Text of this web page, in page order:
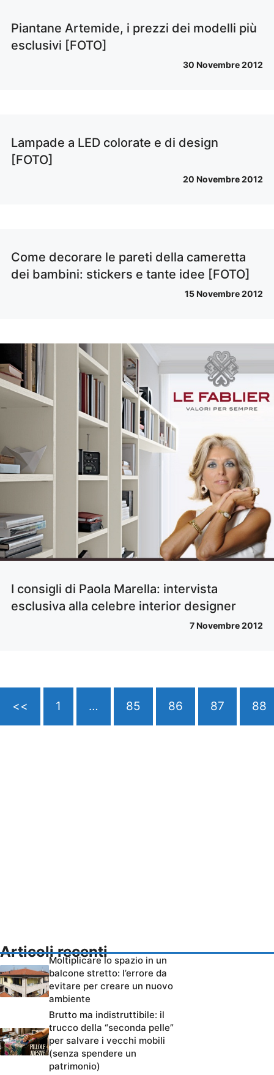
Piantane Artemide, i prezzi dei modelli più
esclusivi [FOTO]
30 Novembre 2012
Lampade a LED colorate e di design
[FOTO]
20 Novembre 2012
Come decorare le pareti della cameretta
dei bambini: stickers e tante idee [FOTO]
15 Novembre 2012
I consigli di Paola Marella: intervista
esclusiva alla celebre interior designer
7 Novembre 2012
<< 1 … 85 86 87 88
Articoli recenti
Moltiplicare lo spazio in un
balcone stretto: l’errore da
evitare per creare un nuovo
ambiente
Brutto ma indistruttibile: il
trucco della “seconda pelle”
per salvare i vecchi mobili
(senza spendere un
patrimonio)